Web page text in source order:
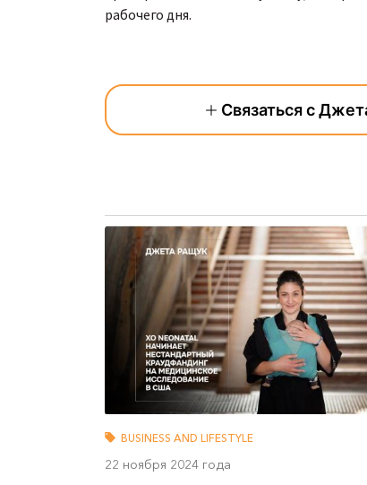
рабочего дня.
Связаться с
BUSINESS AND LIFESTYLE
22 ноября 2024 года